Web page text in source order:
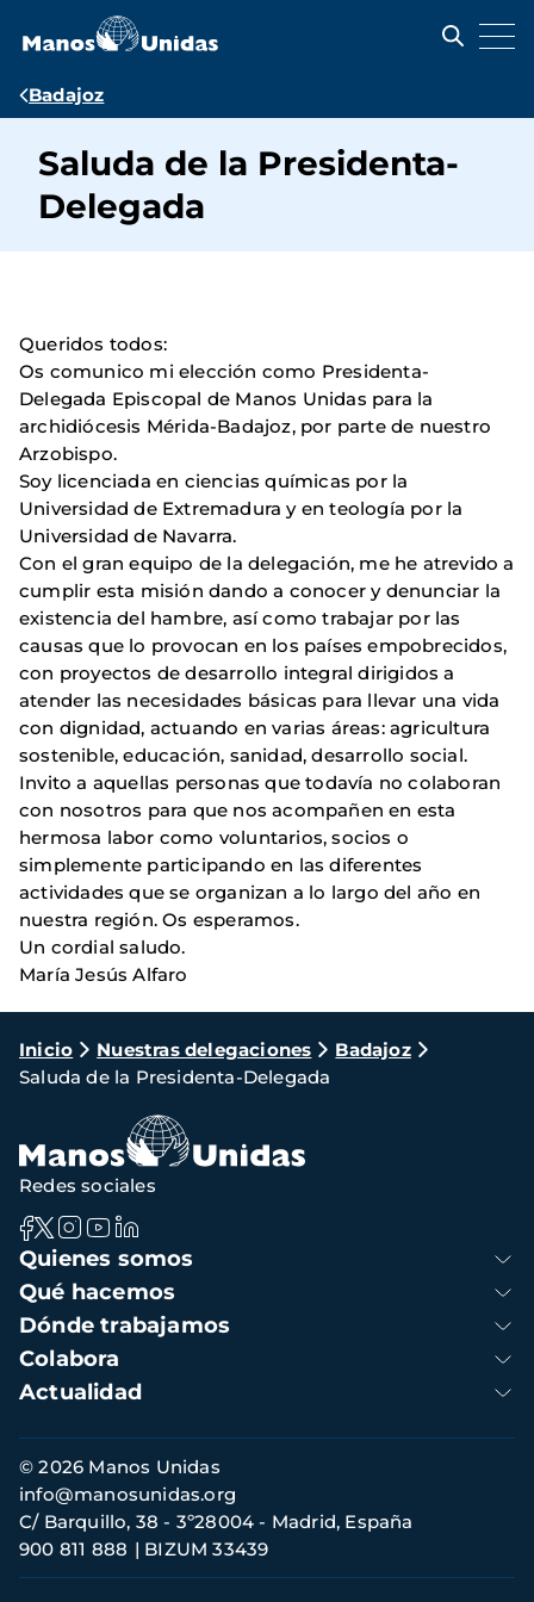
contenido
Ruta
navegación
Badajoz
Saluda de la Presidenta-
Delegada
Queridos todos:
Os comunico mi elección como Presidenta-
Delegada Episcopal de Manos Unidas para la
archidiócesis Mérida-Badajoz, por parte de nuestro
Arzobispo.
Soy licenciada en ciencias químicas por la
Universidad de Extremadura y en teología por la
Universidad de Navarra.
Con el gran equipo de la delegación, me he atrevido a
cumplir esta misión dando a conocer y denunciar la
existencia del hambre, así como trabajar por las
causas que lo provocan en los países empobrecidos,
con proyectos de desarrollo integral dirigidos a
atender las necesidades básicas para llevar una vida
con dignidad, actuando en varias áreas: agricultura
sostenible, educación, sanidad, desarrollo social.
Invito a aquellas personas que todavía no colaboran
con nosotros para que nos acompañen en esta
hermosa labor como voluntarios, socios o
simplemente participando en las diferentes
actividades que se organizan a lo largo del año en
nuestra región. Os esperamos.
Un cordial saludo.
María Jesús Alfaro
Ruta
de
navegación
Inicio Nuestras delegaciones
Badajoz
Saluda de la Presidenta-Delegada
Navegación
principal
Quienes somos
Qué hacemos
Dónde trabajamos
Colabora
Actualidad
Redes sociales
Información
de
contacto
© 2026 Manos Unidas
C/ Barquillo, 38 - 3º28004 - Madrid, España
900 811 888
BIZUM 33439
info@manosunidas.org